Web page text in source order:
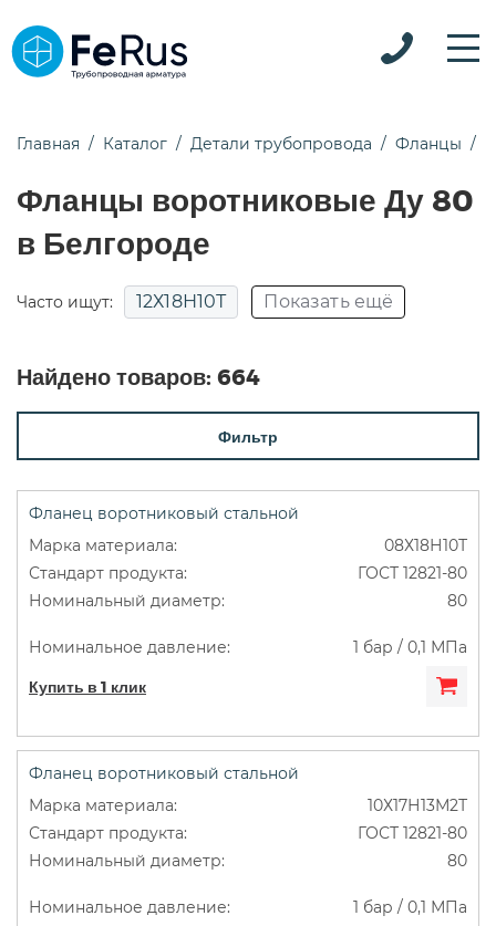
Главная Каталог Детали трубопровода Фланцы
Фланцы воротниковые Ду 80
в Белгороде
Часто ищут: 12Х18Н10Т Показать ещё
Ду20 Ду200
Ду80
Сталь 20
Найдено товаров: 664
Фильтр
Фланец воротниковый стальной
08Х18Н10Т
ГОСТ 12821-80
80
1 бар / 0,1 МПа
Купить в 1 клик
Фланец воротниковый стальной
10Х17Н13М2Т
ГОСТ 12821-80
80
1 бар / 0,1 МПа